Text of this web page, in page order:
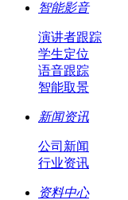
智能影音
演讲者跟踪
学生定位
语音跟踪
智能取景
新闻资讯
公司新闻
行业资讯
资料中心